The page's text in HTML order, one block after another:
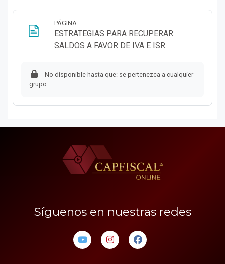
PÁGINA
ESTRATEGIAS PARA RECUPERAR
SALDOS A FAVOR DE IVA E ISR
No disponible hasta que: se pertenezca a cualquier
grupo
Síguenos en nuestras redes